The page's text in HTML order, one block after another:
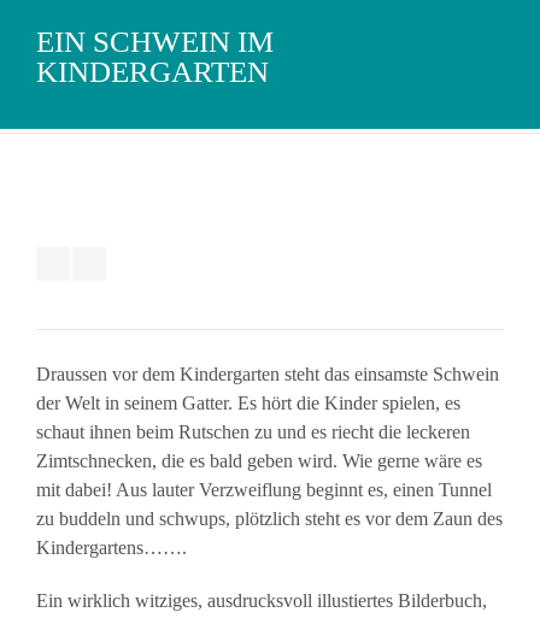
EIN SCHWEIN IM
KINDERGARTEN
Draussen vor dem Kindergarten steht das einsamste Schwein
der Welt in seinem Gatter. Es hört die Kinder spielen, es
schaut ihnen beim Rutschen zu und es riecht die leckeren
Zimtschnecken, die es bald geben wird. Wie gerne wäre es
mit dabei! Aus lauter Verzweiflung beginnt es, einen Tunnel
zu buddeln und schwups, plötzlich steht es vor dem Zaun des
Kindergartens…….
Ein wirklich witziges, ausdrucksvoll illustiertes Bilderbuch,